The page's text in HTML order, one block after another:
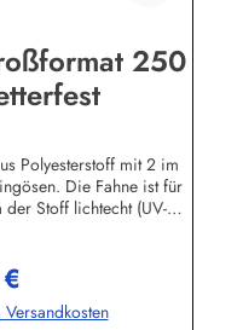
250
Polyesterstoff mit 2 im
Die Fahne ist für
Stoff lichtecht (UV-
an Länder- und
Bootsflaggen und
Shop - Axel
Preis: